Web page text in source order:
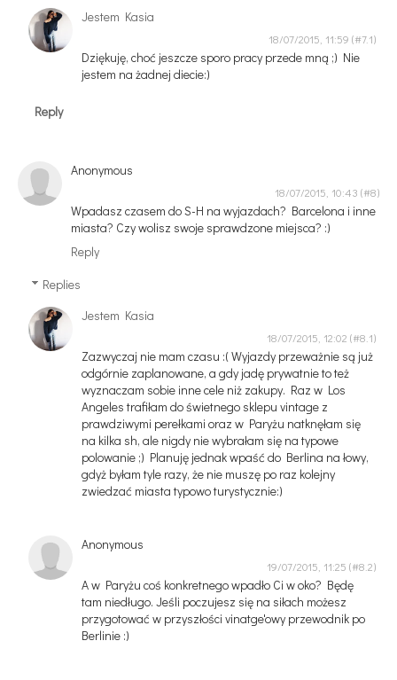
Jestem Kasia
18/07/2015, 11:59
Dziękuję, choć jeszcze sporo pracy przede mną ;) Nie
jestem na żadnej diecie:)
Reply
Anonymous
18/07/2015, 10:43
Wpadasz czasem do S-H na wyjazdach? Barcelona i inne
miasta? Czy wolisz swoje sprawdzone miejsca? :)
Reply
Replies
Jestem Kasia
18/07/2015, 12:02
Zazwyczaj nie mam czasu :( Wyjazdy przeważnie są już
odgórnie zaplanowane, a gdy jadę prywatnie to też
wyznaczam sobie inne cele niż zakupy. Raz w Los
Angeles trafiłam do świetnego sklepu vintage z
prawdziwymi perełkami oraz w Paryżu natknęłam się
na kilka sh, ale nigdy nie wybrałam się na typowe
polowanie ;) Planuję jednak wpaść do Berlina na łowy,
gdyż byłam tyle razy, że nie muszę po raz kolejny
zwiedzać miasta typowo turystycznie:)
Anonymous
19/07/2015, 11:25
A w Paryżu coś konkretnego wpadło Ci w oko? Będę
tam niedługo. Jeśli poczujesz się na siłach możesz
przygotować w przyszłości vinatge'owy przewodnik po
Berlinie :)